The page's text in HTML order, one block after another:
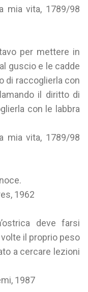
mia vita, 1789/98
per mettere in
guscio e le cadde
di raccoglierla con
il diritto di
con le labbra
mia vita, 1789/98
1962
deve farsi
il proprio peso
a cercare lezioni
1987